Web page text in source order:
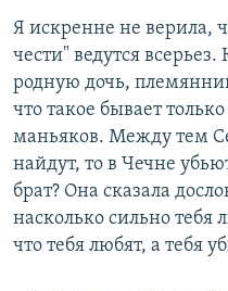
Я искренне не верила,
чести" ведутся
родную дочь,
что такое бывает
маньяков. Между тем
найдут, то в Чечне
брат? Она сказала
насколько сильно
что тебя любят, а тебя